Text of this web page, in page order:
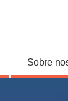
Sobre